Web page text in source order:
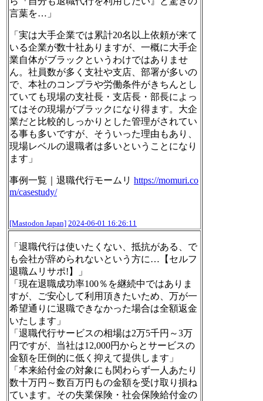
言葉を…」
「実は大手企業では累計20名以上依頼が来て
いる企業が数十社ありますが、一概に大手企
業自体がブラックというわけではありませ
ん。社員数が多く支社や支店、部署が多いの
で、本社のコンプラや労働条件がきちんとし
ていても現場の支社長・支店長・部長によっ
てはその現場がブラックになり得ます。大企
業だと比較的しっかりとした管理がされてい
る事も多いですが、そういった理由もあり、
現場レベルの退職者は多いということになり
ます」
事例一覧｜退職代行モームリ https://momuri.co
m/casestudy/
[Mastodon Japan] 2024-06-01 16:26:11
「退職代行は使いたくない、抵抗がある、で
も会社が辞められないという方に…【セルフ
退職ムリサポ!】」
「現在退職成功率100％を継続中ではありま
すが、ご安心して利用頂きたいため、万が一
希望通りに退職できなかった場合は全額返金
いたします」
「退職代行サービスの相場は2万5千円～3万
円ですが、当社は12,000円からとサービスの
金額を圧倒的に低く抑えて提供します」
「本来給付金の対象にも関わらず一人あたり
数十万円～数百万円もの金額を受け取り損ね
ています。その失業保険・社会保険給付金の